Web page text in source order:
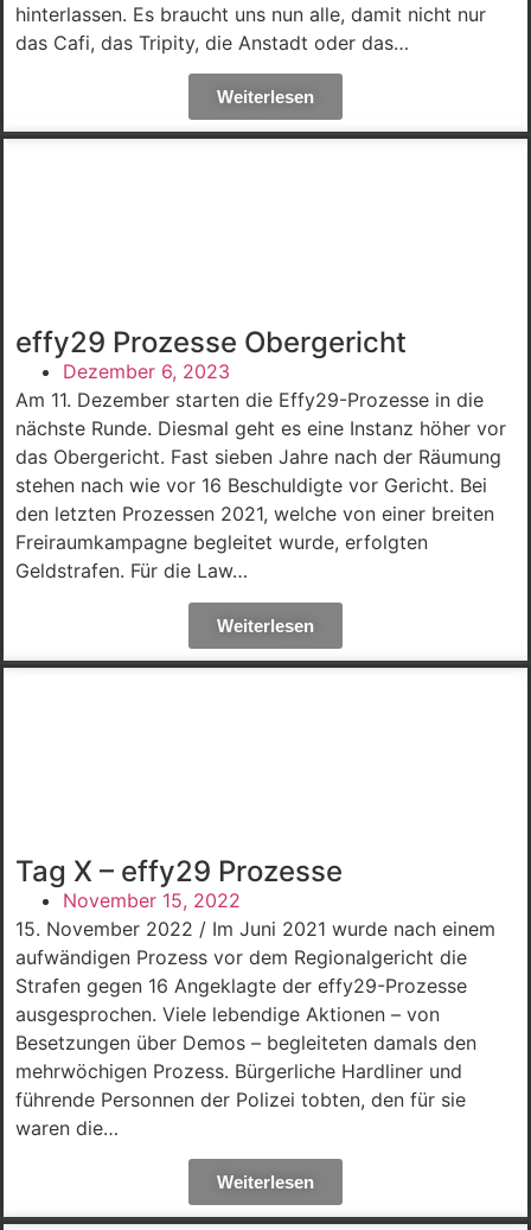
hinterlassen. Es braucht uns nun alle, damit nicht nur
das Cafi, das Tripity, die Anstadt oder das…
Weiterlesen
effy29 Prozesse Obergericht
Dezember 6, 2023
Am 11. Dezember starten die Effy29-Prozesse in die
nächste Runde. Diesmal geht es eine Instanz höher vor
das Obergericht. Fast sieben Jahre nach der Räumung
stehen nach wie vor 16 Beschuldigte vor Gericht. Bei
den letzten Prozessen 2021, welche von einer breiten
Freiraumkampagne begleitet wurde, erfolgten
Geldstrafen. Für die Law…
Weiterlesen
Tag X – effy29 Prozesse
November 15, 2022
15. November 2022 / Im Juni 2021 wurde nach einem
aufwändigen Prozess vor dem Regionalgericht die
Strafen gegen 16 Angeklagte der effy29-Prozesse
ausgesprochen. Viele lebendige Aktionen – von
Besetzungen über Demos – begleiteten damals den
mehrwöchigen Prozess. Bürgerliche Hardliner und
führende Personnen der Polizei tobten, den für sie
waren die…
Weiterlesen